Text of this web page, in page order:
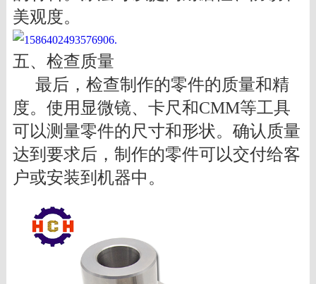
美观度。
五、检查质量
最后，检查制作的零件的质量和精
度。使用显微镜、卡尺和CMM等工具
可以测量零件的尺寸和形状。确认质量
达到要求后，制作的零件可以交付给客
户或安装到机器中。